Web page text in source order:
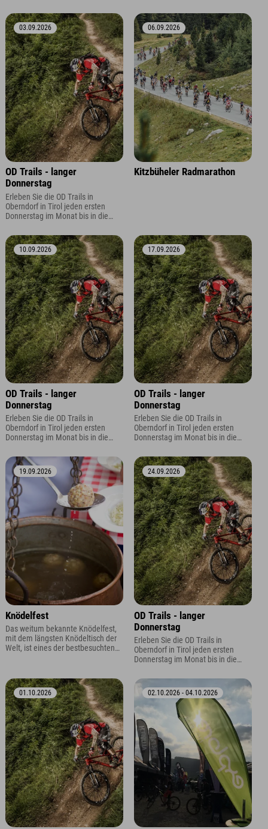
Liftbetrieb bis bleibt mehr Zeit für
flowige Abfahrten und
unvergessliche Trailmomente.
Liftbetrieb bis bleibt mehr Zeit für
flowige Abfahrten und
unvergessliche Trailmomente.
03.09.2026
OD Trails - langer
Donnerstag
Erleben Sie die OD Trails in
Oberndorf in Tirol jeden ersten
Donnerstag im Monat bis in die
Liftbetrieb bis bleibt mehr Zeit für
flowige Abfahrten und
unvergessliche Trailmomente.
06.09.2026
Kitzbüheler Radmarathon
10.09.2026
OD Trails - langer
Donnerstag
Erleben Sie die OD Trails in
Oberndorf in Tirol jeden ersten
Donnerstag im Monat bis in die
Liftbetrieb bis bleibt mehr Zeit für
flowige Abfahrten und
unvergessliche Trailmomente.
17.09.2026
OD Trails - langer
Donnerstag
Erleben Sie die OD Trails in
Oberndorf in Tirol jeden ersten
Donnerstag im Monat bis in die
Liftbetrieb bis bleibt mehr Zeit für
flowige Abfahrten und
unvergessliche Trailmomente.
19.09.2026
Knödelfest
Das weitum bekannte Knödelfest,
mit dem längsten Knödeltisch der
Welt, ist eines der bestbesuchten
24.09.2026
OD Trails - langer
Donnerstag
Erleben Sie die OD Trails in
Oberndorf in Tirol jeden ersten
Donnerstag im Monat bis in die
Liftbetrieb bis bleibt mehr Zeit für
flowige Abfahrten und
unvergessliche Trailmomente.
01.10.2026 02.10.2026 - 04.10.2026